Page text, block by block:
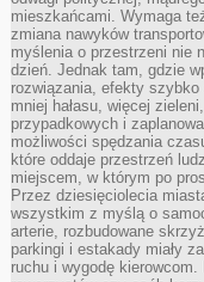
mieszkańcami. Wymaga
zmiana nawyków
myślenia o przestrzeni nie
dzień. Jednak tam, gdzie
rozwiązania, efekty
mniej hałasu, więcej
przypadkowych i
możliwości spędzania
które oddaje przestrzeń
miejscem, w którym po
Przez dziesięciolecia
wszystkim z myślą o
arterie, rozbudowane
parkingi i estakady miały
ruchu i wygodę